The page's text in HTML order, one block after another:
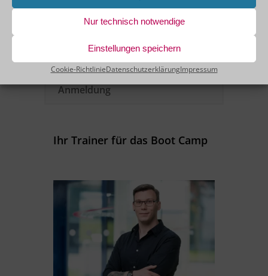
Nur technisch notwendige
Einstellungen speichern
Cookie-RichtlinieDatenschutzerklärungImpressum
Zielgruppe
Anmeldung
Ihr Trainer für das Boot Camp